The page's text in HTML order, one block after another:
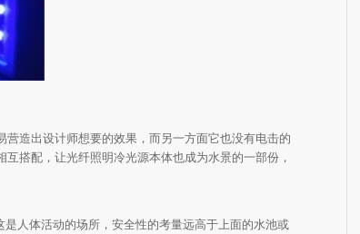
造出设计师想要的效果，而另一方面它也没有电击的
搭配，让光纤照明冷光源本体也成为水景的一部份，
人体活动的场所，安全性的考量远高于上面的水池或